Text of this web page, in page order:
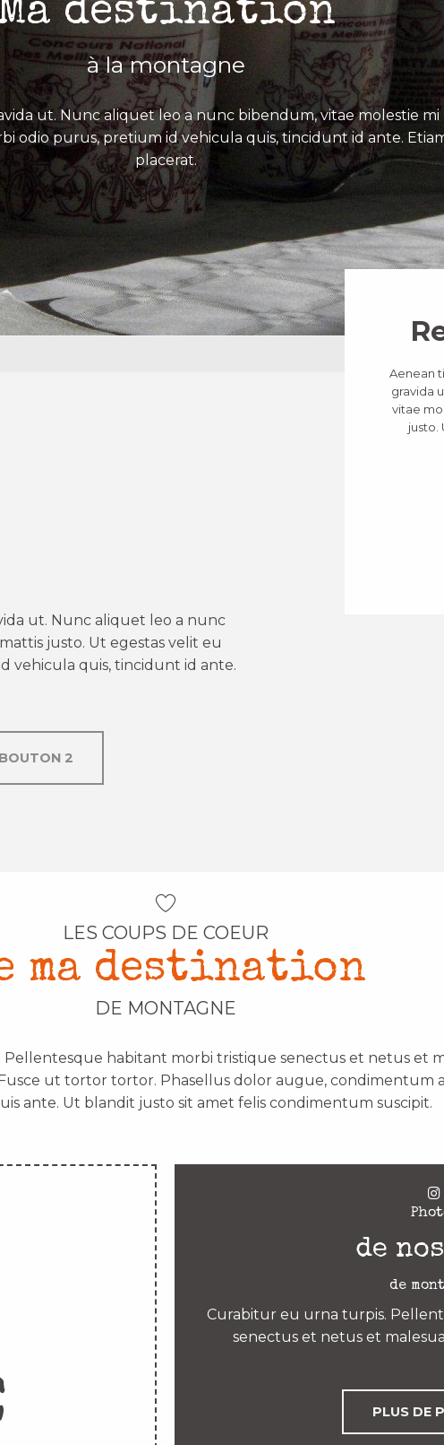
destination
à la montagne
ut. Nunc aliquet leo a nunc bibendum, vitae molestie
odio purus, pretium id vehicula quis, tincidunt id ante.
placerat.
aux favoris
ut. Nunc aliquet leo a nunc
justo. Ut egestas velit eu
vehicula quis, tincidunt id ante.
BOUTON 2
Aenean
gravida
vitae
justo.
LES COUPS DE COEUR
ma destination
DE MONTAGNE
habitant morbi tristique senectus et netus et
ut tortor tortor. Phasellus dolor augue, condimentum
ante. Ut blandit justo sit amet felis condimentum suscipit.
de
de
Curabitur eu urna turpis.
senectus et netus et
PLUS DE